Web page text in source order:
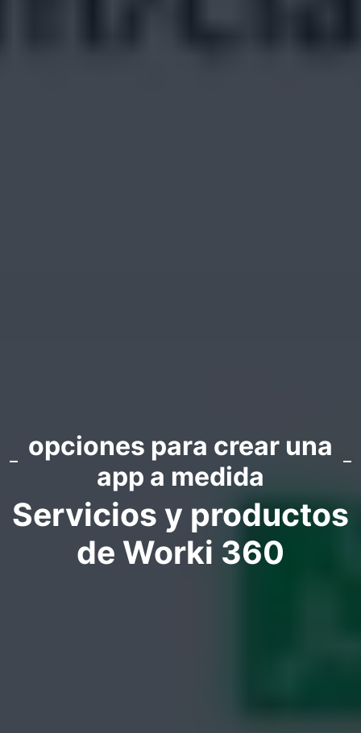
opciones para crear una
app a medida
Servicios y productos
de Worki 360